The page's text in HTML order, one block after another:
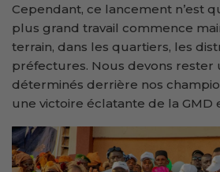
Cependant, ce lancement n’est
plus grand travail commence
terrain, dans les quartiers, les
préfectures. Nous devons rester
déterminés derrière nos
une victoire éclatante de la GMD